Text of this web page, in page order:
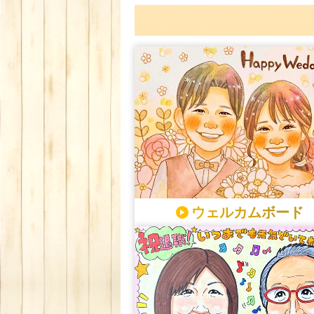
ウェルカムボード